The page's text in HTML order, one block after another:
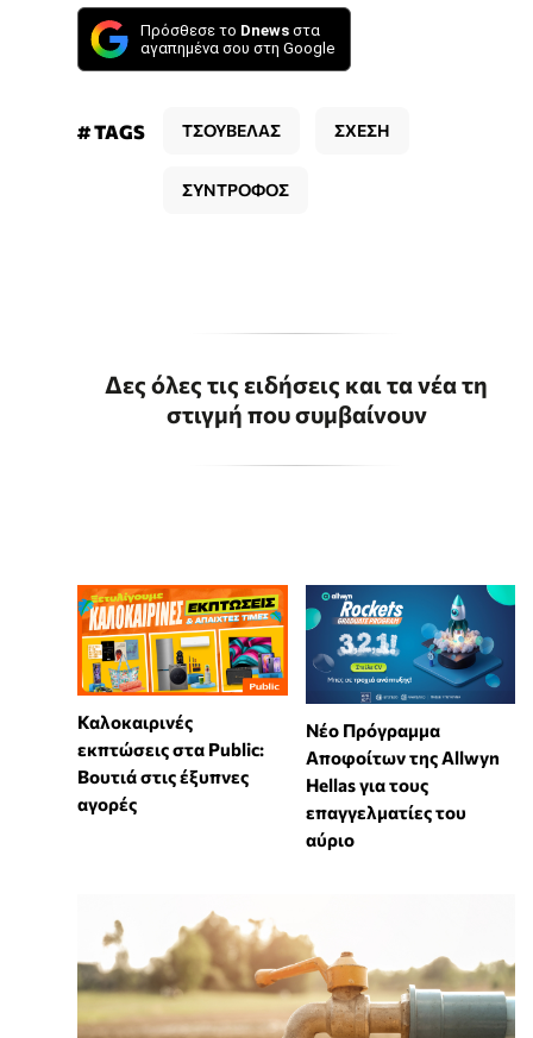
Πρόσθεσε το Dnews στα
αγαπημένα σου στη Google
# TAGS ΤΣΟΥΒΕΛΑΣ ΣΧΕΣΗ
ΣΥΝΤΡΟΦΟΣ
Δες όλες τις ειδήσεις και τα νέα τη
στιγμή που συμβαίνουν
Καλοκαιρινές
εκπτώσεις στα Public:
Βουτιά στις έξυπνες
αγορές
Νέο Πρόγραμμα
Αποφοίτων της Allwyn
Hellas για τους
επαγγελματίες του
αύριο